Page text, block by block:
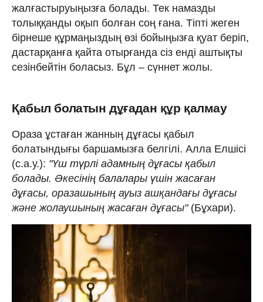
жалғастыруыңызға болады. Тек намазды
толыққанды оқып болған соң ғана. Тіпті жеген
бірнеше құрмаңыздың өзі бойыңызға қуат беріп,
дастарқанға қайта отырғанда сіз енді аштықты
сезінбейтін боласыз. Бұл – сүннет жолы.
Қабыл болатын дұғадан құр қалмау
Ораза ұстаған жанның дұғасы қабыл
болатындығы баршамызға белгілі. Алла Елшісі
(с.а.у.): "Үш түрлі адамның дұғасы қабыл
болады. Әкесінің балалары үшін жасаған
дұғасы, оразашының ауыз ашқандағы дұғасы
және жолаушының жасаған дұғасы"(Бұхари).